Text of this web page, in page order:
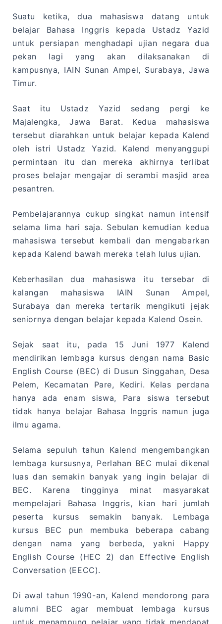
Suatu ketika, dua mahasiswa datang untuk
belajar Bahasa Inggris kepada Ustadz Yazid
untuk persiapan menghadapi ujian negara dua
pekan lagi yang akan dilaksanakan di
kampusnya, IAIN Sunan Ampel, Surabaya, Jawa
Timur.
Saat itu Ustadz Yazid sedang pergi ke
Majalengka, Jawa Barat. Kedua mahasiswa
tersebut diarahkan untuk belajar kepada Kalend
oleh istri Ustadz Yazid. Kalend menyanggupi
permintaan itu dan mereka akhirnya terlibat
proses belajar mengajar di serambi masjid area
pesantren.
Pembelajarannya cukup singkat namun intensif
selama lima hari saja. Sebulan kemudian kedua
mahasiswa tersebut kembali dan mengabarkan
kepada Kalend bawah mereka telah lulus ujian.
Keberhasilan dua mahasiswa itu tersebar di
kalangan mahasiswa IAIN Sunan Ampel,
Surabaya dan mereka tertarik mengikuti jejak
seniornya dengan belajar kepada Kalend Osein.
Sejak saat itu, pada 15 Juni 1977 Kalend
mendirikan lembaga kursus dengan nama Basic
English Course (BEC) di Dusun Singgahan, Desa
Pelem, Kecamatan Pare, Kediri. Kelas perdana
hanya ada enam siswa, Para siswa tersebut
tidak hanya belajar Bahasa Inggris namun juga
ilmu agama.
Selama sepuluh tahun Kalend mengembangkan
lembaga kursusnya, Perlahan BEC mulai dikenal
luas dan semakin banyak yang ingin belajar di
BEC. Karena tingginya minat masyarakat
mempelajari Bahasa Inggris, kian hari jumlah
peserta kursus semakin banyak. Lembaga
kursus BEC pun membuka beberapa cabang
dengan nama yang berbeda, yakni Happy
English Course (HEC 2) dan Effective English
Conversation (EECC).
Di awal tahun 1990-an, Kalend mendorong para
alumni BEC agar membuat lembaga kursus
untuk menampung pelajar yang tidak mendapat